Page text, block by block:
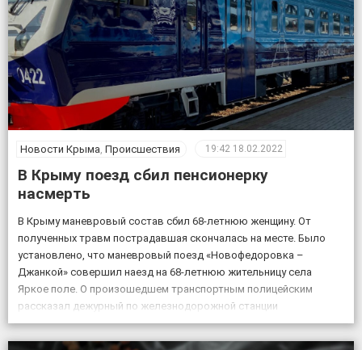
Новости Крыма Происшествия 19:42 18.02.2022
В Крыму поезд сбил пенсионерку
насмерть
В Крыму маневровый состав сбил 68-летнюю женщину. От
полученных травм пострадавшая скончалась на месте. Было
установлено, что маневровый поезд «Новофедоровка –
Джанкой» совершил наезд на 68-летнюю жительницу села
Яркое поле. О произошедшем транспортным полицейским
рассказал дежурный по железнодорожной станции
«Кировская». «Женщина переходила через железнодорожные
пути в установленном для этого месте, но на сигналы,